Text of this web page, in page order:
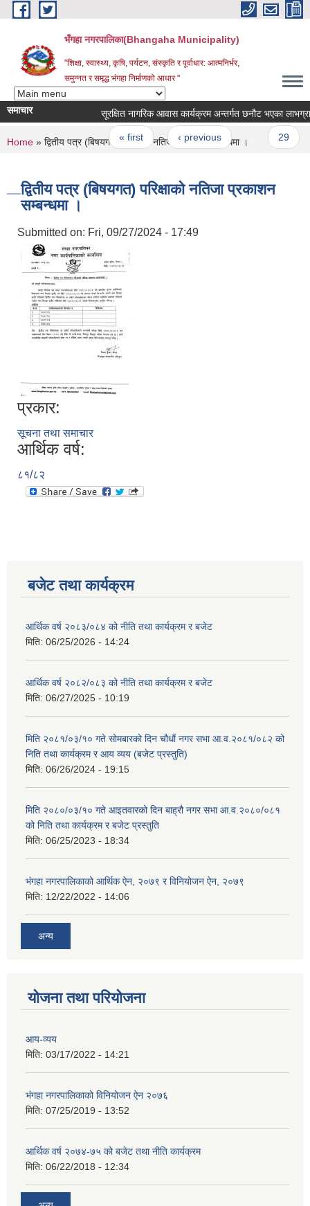
Skip to main content
भँगहा नगरपालिका(Bhangaha Municipality)
"शिक्षा, स्वास्थ्य, कृषि, पर्यटन, संस्कृति र पूर्वाधार: आत्मनिर्भर,
समुन्नत र समृद्ध भंगहा निर्माणको आधार "
समाचार सूरक्षित नागरिक आवास कार्यक्रम अन्तर्गत छनौट भएका
Pages
« first ‹ previous …
You are here
Home » द्वितीय पत्र (बिषयगत) परिक्षाको नतिजा प्रकाशन सम्बन्धमा ।
द्वितीय पत्र (बिषयगत) परिक्षाको नतिजा प्रकाशन
सम्बन्धमा ।
Submitted on: Fri, 09/27/2024 - 17:49
प्रकार:
सूचना तथा समाचार
आर्थिक वर्ष:
८१/८२
बजेट तथा कार्यक्रम
आर्थिक वर्ष २०८३/०८४ को नीति तथा कार्यक्रम र बजेट
मिति: 06/25/2026 - 14:24
आर्थिक वर्ष २०८२/०८३ को नीति तथा कार्यक्रम र बजेट
मिति: 06/27/2025 - 10:19
मिति २०८१/०३/१० गते सोमबारको दिन चौधौं नगर सभा आ.व.२०८१/०८२ को
निति तथा कार्यक्रम र आय व्यय (बजेट प्रस्तुति)
मिति: 06/26/2024 - 19:15
मिति २०८०/०३/१० गते आइतवारको दिन बाह्रौ नगर सभा आ.व.२०८०/०८१
को निति तथा कार्यक्रम र बजेट प्रस्तुति
मिति: 06/25/2023 - 18:34
भंगहा नगरपालिकाको आर्थिक ऐन, २०७९ र विनियोजन ऐन, २०७९
मिति: 12/22/2022 - 14:06
अन्य
योजना तथा परियोजना
आय-व्यय
मिति: 03/17/2022 - 14:21
भंगहा नगरपालिकाको विनियोजन ऐन २०७६
मिति: 07/25/2019 - 13:52
आर्थिक वर्ष २०७४-७५ को बजेट तथा नीति कार्यक्रम
मिति: 06/22/2018 - 12:34